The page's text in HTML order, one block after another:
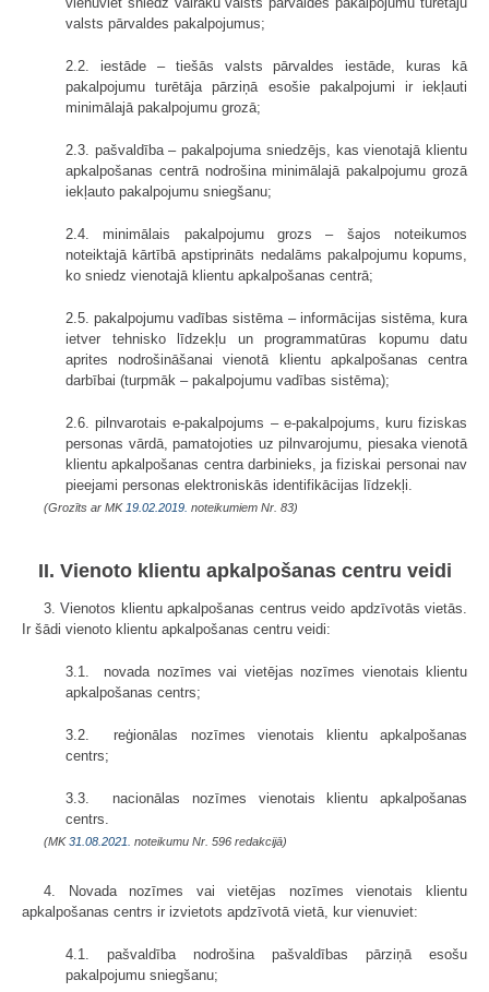
valsts pārvaldes pakalpojumus;
2.2. iestāde – tiešās valsts pārvaldes iestāde, kuras kā
pakalpojumu turētāja pārziņā esošie pakalpojumi ir iekļauti
minimālajā pakalpojumu grozā;
2.3. pašvaldība – pakalpojuma sniedzējs, kas vienotajā klientu
apkalpošanas centrā nodrošina minimālajā pakalpojumu grozā
iekļauto pakalpojumu sniegšanu;
2.4. minimālais pakalpojumu grozs – šajos noteikumos
noteiktajā kārtībā apstiprināts nedalāms pakalpojumu kopums,
ko sniedz vienotajā klientu apkalpošanas centrā;
2.5. pakalpojumu vadības sistēma – informācijas sistēma, kura
ietver tehnisko līdzekļu un programmatūras kopumu datu
aprites nodrošināšanai vienotā klientu apkalpošanas centra
darbībai (turpmāk – pakalpojumu vadības sistēma);
2.6. pilnvarotais e-pakalpojums – e-pakalpojums, kuru fiziskas
personas vārdā, pamatojoties uz pilnvarojumu, piesaka vienotā
klientu apkalpošanas centra darbinieks, ja fiziskai personai nav
pieejami personas elektroniskās identifikācijas līdzekļi.
(Grozīts ar MK 19.02.2019. noteikumiem Nr. 83)
II. Vienoto klientu apkalpošanas centru veidi
3. Vienotos klientu apkalpošanas centrus veido apdzīvotās vietās.
Ir šādi vienoto klientu apkalpošanas centru veidi:
3.1. novada nozīmes vai vietējas nozīmes vienotais klientu
apkalpošanas centrs;
3.2. reģionālas nozīmes vienotais klientu apkalpošanas
centrs;
3.3. nacionālas nozīmes vienotais klientu apkalpošanas
centrs.
(MK31.08.2021. noteikumu Nr. 596 redakcijā)
4. Novada nozīmes vai vietējas nozīmes vienotais klientu
apkalpošanas centrs ir izvietots apdzīvotā vietā, kur vienuviet:
4.1. pašvaldība nodrošina pašvaldības pārziņā esošu
pakalpojumu sniegšanu;